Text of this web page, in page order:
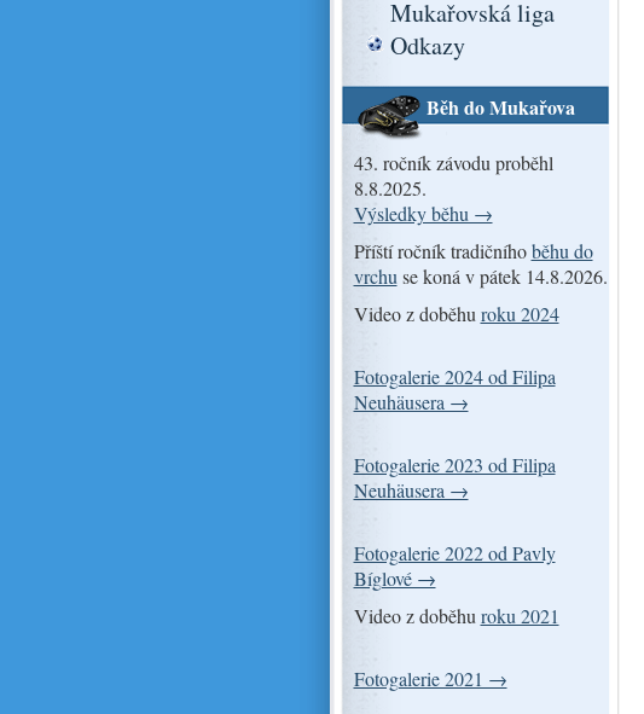
Mukařovská liga
Odkazy
Běh do Mukařova
43. ročník závodu proběhl
8.8.2025.
Výsledky běhu →
Příští ročník tradičníhoběhu do
vrchu se koná v pátek 14.8.2026.
Video z doběhu roku 2024
Fotogalerie 2024 od Filipa
Neuhäusera →
Fotogalerie 2023 od Filipa
Neuhäusera →
Fotogalerie 2022 od Pavly
Bíglové →
Video z doběhu roku 2021
Fotogalerie 2021 →